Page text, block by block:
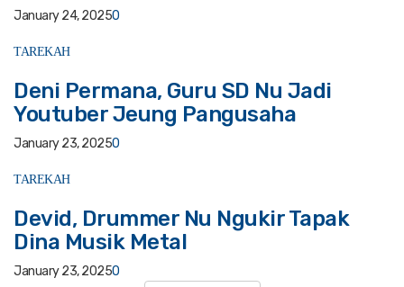
January 24, 20250
TAREKAH
Deni Permana, Guru SD Nu Jadi
Youtuber Jeung Pangusaha
January 23, 20250
TAREKAH
Devid, Drummer Nu Ngukir Tapak
Dina Musik Metal
January 23, 20250